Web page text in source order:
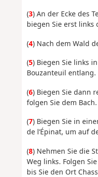
(3) An der Ecke des
biegen Sie erst links
(4) Nach dem Wald
(5) Biegen Sie links
Bouzanteuil
(6) Biegen Sie dann
folgen Sie dem
(7) Biegen Sie in
de l’Épinat, um auf
(8) Nehmen Sie die
Weg links. Folgen
bis Sie den Ort